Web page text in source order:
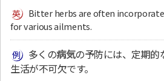
Bitter herbs are often
for various ailments.
多くの病気の予防には、定期的
生活が不可欠です。